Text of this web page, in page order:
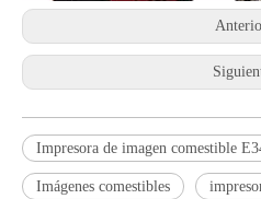
Impresora de imagen comestible
Imágenes comestibles